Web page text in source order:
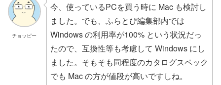
チョッピー
今、使っているPCを買う時に Mac も検討し
ました。でも、ふらとぴ編集部内では
Windows の利用率が100% という状況だっ
たので、互換性等も考慮して Windows にし
ました。そもそも同程度のカタログスペック
でも Mac の方が値段が高いですしね。